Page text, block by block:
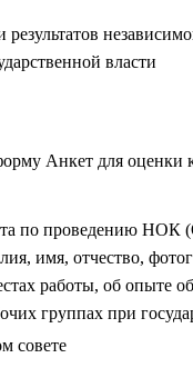
власти
Анкет для оценки
по проведению НОК
имя, отчество,
работы, об опыте
группах при
совете